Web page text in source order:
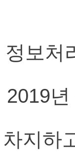
정보처
2019
차지하